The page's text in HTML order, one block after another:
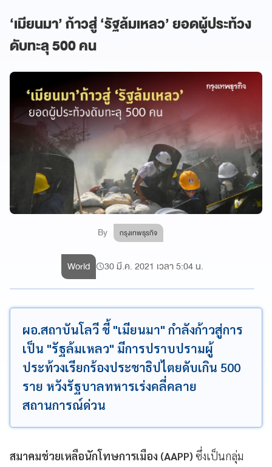
‘เมียนมา’ ก้าวสู่ ‘รัฐล้มเหลว’ ยอดผู้ประท้วง
ดับทะลุ 500 คน
By กรุงเทพธุรกิจ
World 30 มี.ค. 2021 เวลา 5:04 น.
ผอ.สถาบันโลวี ชี้ "เมียนมา" กำลังก้าวสู่การ
เป็น "รัฐล้มเหลว" มีการปราบปรามผู้
ประท้วงเรียกร้องประชาธิปไตยดับเกิน 500
ราย หวังรัฐบาลทหารเร่งคลี่คลาย
สถานการณ์ด่วน
สมาคมช่วยเหลือนักโทษการเมือง (AAPP) ซึ่งเป็นกลุ่ม